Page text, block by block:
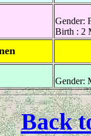
Gender:
Birth : 2
Gender:
Back